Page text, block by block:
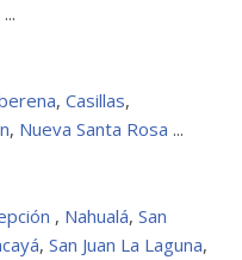
...
,Casillas,
, Nueva Santa Rosa ...
, Nahualá,San
,San Juan La Laguna,